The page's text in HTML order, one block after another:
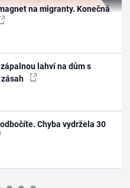
na migranty. Konečná
lahví na dům s
Chyba vydržela 30